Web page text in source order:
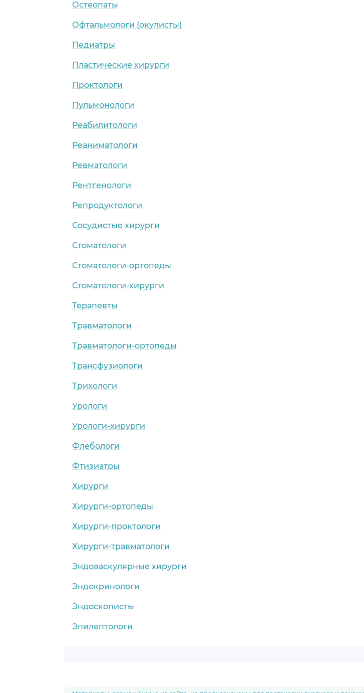
Остеопаты
Офтальмологи (окулисты)
Педиатры
Пластические хирурги
Проктологи
Пульмонологи
Реабилитологи
Реаниматологи
Ревматологи
Рентгенологи
Репродуктологи
Сосудистые хирурги
Стоматологи
Стоматологи-ортопеды
Стоматологи-хирурги
Терапевты
Травматологи
Травматологи-ортопеды
Трансфузиологи
Трихологи
Урологи
Урологи-хирурги
Флебологи
Фтизиатры
Хирурги
Хирурги-ортопеды
Хирурги-проктологи
Хирурги-травматологи
Эндоваскулярные хирурги
Эндокринологи
Эндоскописты
Эпилептологи